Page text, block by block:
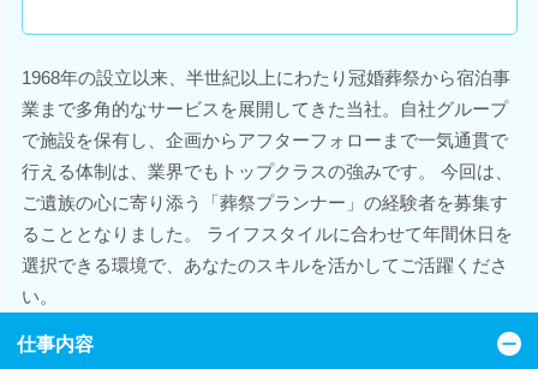
1968年の設立以来、半世紀以上にわたり冠婚葬祭から宿泊事
業まで多角的なサービスを展開してきた当社。自社グループ
で施設を保有し、企画からアフターフォローまで一気通貫で
行える体制は、業界でもトップクラスの強みです。 今回は、
ご遺族の心に寄り添う「葬祭プランナー」の経験者を募集す
ることとなりました。 ライフスタイルに合わせて年間休日を
選択できる環境で、あなたのスキルを活かしてご活躍くださ
い。
仕事内容